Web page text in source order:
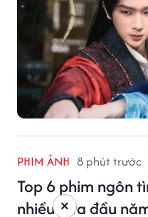
PHIM ẢNH 8 phút trước
Top 6 phim ngôn
nhiều nửa đầu
×